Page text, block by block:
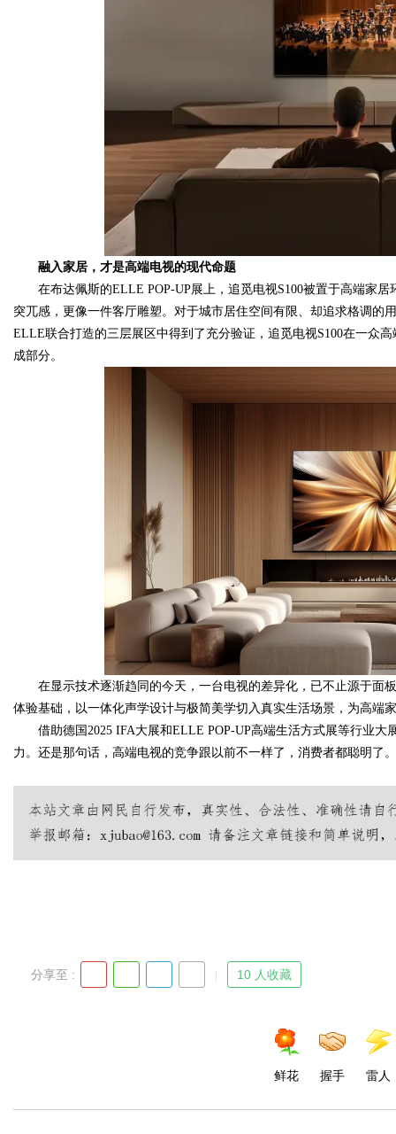
融入家居，才是高端电视的现代命题
在布达佩斯的ELLE POP-UP展上，追觅电视S100被置于高端家
突兀感，更像一件客厅雕塑。对于城市居住空间有限、却追求格调的
ELLE联合打造的三层展区中得到了充分验证，追觅电视S100在一众
成部分。
在显示技术逐渐趋同的今天，一台电视的差异化，已不止源于面
体验基础，以一体化声学设计与极简美学切入真实生活场景，为高端
借助德国2025 IFA大展和ELLE POP-UP高端生活方式展等行业
力。还是那句话，高端电视的竞争跟以前不一样了，消费者都聪明了
分享至 : 10 人收藏
鲜花 握手 雷人